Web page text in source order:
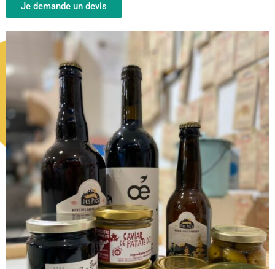
Je demande un devis